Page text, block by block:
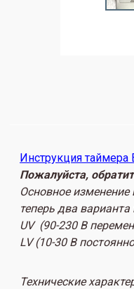
Инструкция таймера
Пожалуйста,
Основное изменение
теперь два
UV (90-230 В
LV (10-30 В
Технические